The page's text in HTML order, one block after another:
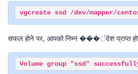
सफल होने पर, आपको निम्न ���ंदेश प्राप्त